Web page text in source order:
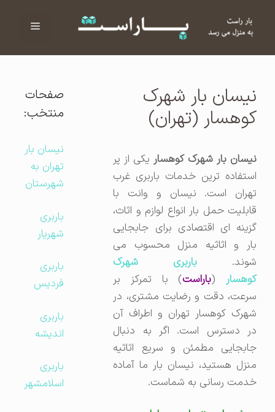
فهرست
نیسان بار شهرک
کوهسار (تهران)
نیسان بار شهرک کوهساریکی از پر
استفاده ترین خدمات باربری غرب
تهران است. نیسان و وانت با
قابلیت حمل بار انواع لوازم و اثاث،
گزینه ای اقتصادی برای جابجایی
بار و اثاثیه منزل محسوب می
شوند.
باربری شهرک
کوهسار(باراست) با تمرکز بر
سرعت، دقت و رضایت مشتری، در
شهرک کوهسار تهران و اطراف آن
در دسترس است. اگر به دنبال
جابجایی مطمئن و سریع اثاثیه
منزل هستید، نیسان بار ما آماده
خدمت رسانی به شماست.
صفحات
منتخب:
نیسان بار
تهران به
شهرستان
باربری
شهریار
باربری
فردیس
باربری
اندیشه
باربری
اسلامشهر